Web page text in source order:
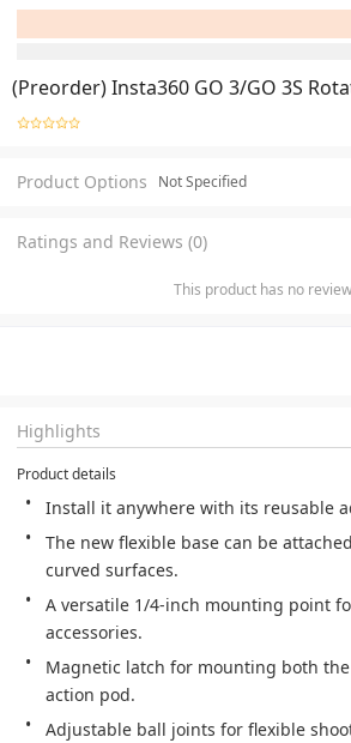
(Preorder) Insta360 GO 3/GO 3S
Product Options Not Specified
Ratings and Reviews (0)
This product has no
Highlights
Product details
Install it anywhere with its reusable
The new flexible base can be
curved surfaces.
A versatile 1/4-inch mounting point
accessories.
Magnetic latch for mounting both
action pod.
Adjustable ball joints for flexible